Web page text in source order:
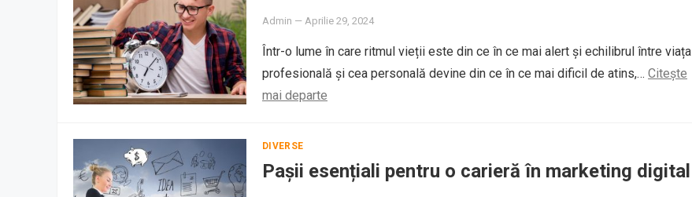
Admin — Aprilie 29, 2024
Într-o lume în care ritmul vieții este din ce în ce mai alert și echilibrul între viața
profesională și cea personală devine din ce în ce mai dificil de atins,… Citește
mai departe
DIVERSE
Pașii esențiali pentru o carieră în marketing digital